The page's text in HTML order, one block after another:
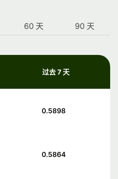
60 天 90 天
过去 7 天
0.5898
0.5864